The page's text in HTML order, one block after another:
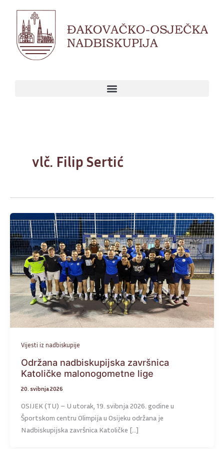
content
vlč. Filip Sertić
Vijesti iz nadbiskupije
Održana nadbiskupijska završnica
Katoličke malonogometne lige
20. svibnja 2026
OSIJEK (TU) – U utorak, 19. svibnja 2026. godine u
Športskom centru Olimpija u Osijeku održana je
Nadbiskupijska završnica Katoličke […]